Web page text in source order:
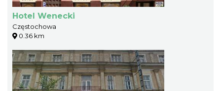
Hotel Wenecki
Częstochowa
0.36 km